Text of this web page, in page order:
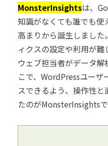
MonsterInsightsは、
知識がなくても誰でも使
高まりから誕生しまし
ィクスの設定や利用が
ウェブ担当者がデータ
こで、WordPressユーザ
スできるよう、操作性
たのがMonsterInsightsで